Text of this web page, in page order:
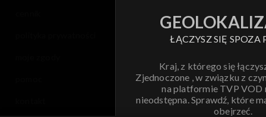
ŁĄCZYSZ SIĘ SPOZA
Kraj, z którego się
Zjednoczone , w związku z
na platformie TVP VOD
nieodstępna. Sprawdź, które
obejrzeć.